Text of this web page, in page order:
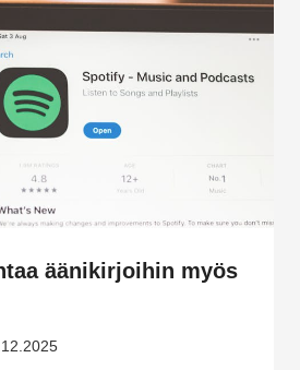
äänikirjoihin myös